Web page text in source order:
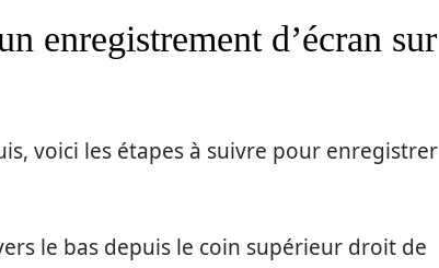
enregistrement d’écran sur
voici les étapes à suivre pour enregistrer
le bas depuis le coin supérieur droit de